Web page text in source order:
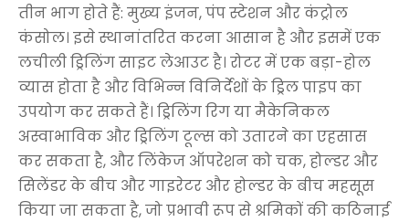
तीन भाग होते हैं: मुख्य इंजन, पंप स्टेशन और कंट्रोल
कंसोल। इसे स्थानांतरित करना आसान है और इसमें एक
लचीली ड्रिलिंग साइट लेआउट है। रोटर में एक बड़ा-होल
व्यास होता है और विभिन्न विनिर्देशों के ड्रिल पाइप का
उपयोग कर सकते हैं। ड्रिलिंग रिग या मैकेनिकल
अस्वाभाविक और ड्रिलिंग टूल्स को उतारने का एहसास
कर सकता है, और लिंकेज ऑपरेशन को चक, होल्डर और
सिलेंडर के बीच और गाइरेटर और होल्डर के बीच महसूस
किया जा सकता है, जो प्रभावी रूप से श्रमिकों की कठिनाई